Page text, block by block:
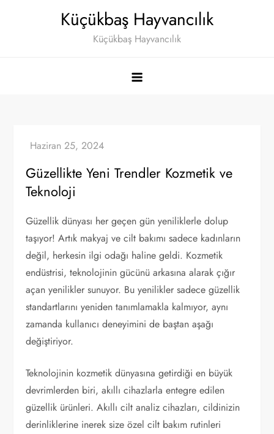
Küçükbaş Hayvancılık
Küçükbaş Hayvancılık
Güzellikte Yeni Trendler Kozmetik ve
Teknoloji
Güzellik dünyası her geçen gün yeniliklerle dolup
taşıyor! Artık makyaj ve cilt bakımı sadece kadınların
değil, herkesin ilgi odağı haline geldi. Kozmetik
endüstrisi, teknolojinin gücünü arkasına alarak çığır
açan yenilikler sunuyor. Bu yenilikler sadece güzellik
standartlarını yeniden tanımlamakla kalmıyor, aynı
zamanda kullanıcı deneyimini de baştan aşağı
değiştiriyor.
Teknolojinin kozmetik dünyasına getirdiği en büyük
devrimlerden biri, akıllı cihazlarla entegre edilen
güzellik ürünleri. Akıllı cilt analiz cihazları, cildinizin
derinliklerine inerek size özel cilt bakım rutinleri